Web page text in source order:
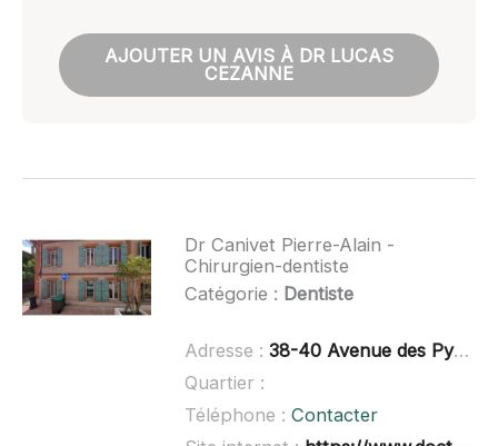
AJOUTER UN AVIS À DR LUCAS
CEZANNE
Dr Canivet Pierre-Alain -
Chirurgien-dentiste
Catégorie : Dentiste
Adresse : 38-40 Avenue des Pyrénées, 31830 Plaisance-du-Touch
Quartier :
Téléphone : Contacter